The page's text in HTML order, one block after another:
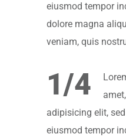
eiusmod tempor
dolore magna
veniam, quis
1/4
adipisicing elit,
eiusmod tempor